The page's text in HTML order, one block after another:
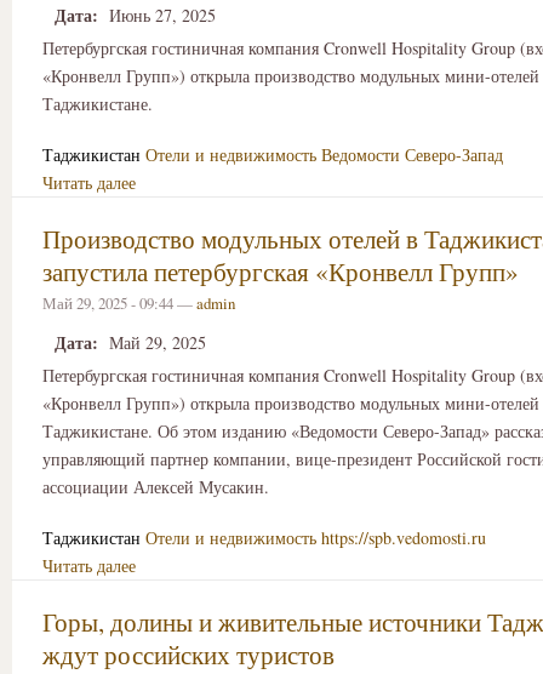
Дата: Июнь 27, 2025
Петербургская гостиничная компания Cronwell Hospitality Group
«Кронвелл Групп») открыла производство модульных мини-
Таджикистане.
Таджикистан Отели и недвижимость Ведомости Северо-Запад
Читать далее
Производство модульных отелей в
запустила петербургская «Кронвелл Групп»
Май 29, 2025 - 09:44 —admin
Дата: Май 29, 2025
Петербургская гостиничная компания Cronwell Hospitality Group
«Кронвелл Групп») открыла производство модульных мини-
Таджикистане. Об этом изданию «Ведомости Северо-Запад»
управляющий партнер компании, вице-президент Российской
ассоциации Алексей Мусакин.
Таджикистан Отели и недвижимость https://spb.vedomosti.ru
Читать далее
Горы, долины и живительные источники
ждут российских туристов